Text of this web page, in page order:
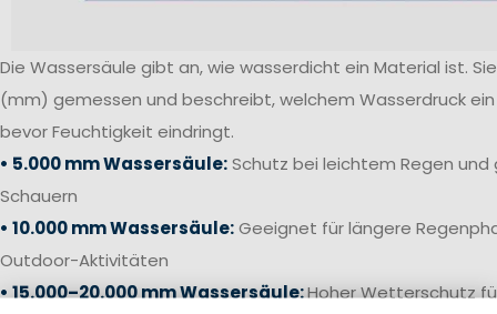
Die Wassersäule gibt an, wie wasserdicht ein Material ist.
(mm) gemessen und beschreibt, welchem Wasserdruck
bevor Feuchtigkeit eindringt.
• 5.000 mm Wassersäule:Schutz bei leichtem Regen
Schauern
• 10.000 mm Wassersäule:Geeignet für längere
Outdoor-Aktivitäten
• 15.000–20.000 mm Wassersäule:Hoher Wetterschutz